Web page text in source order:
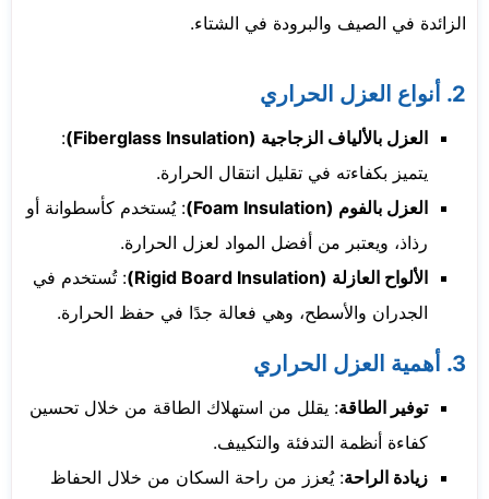
الزائدة في الصيف والبرودة في الشتاء.
2. أنواع العزل الحراري
العزل بالألياف الزجاجية (Fiberglass Insulation)
:
يتميز بكفاءته في تقليل انتقال الحرارة.
العزل بالفوم (Foam Insulation)
: يُستخدم كأسطوانة أو
رذاذ، ويعتبر من أفضل المواد لعزل الحرارة.
الألواح العازلة (Rigid Board Insulation)
: تُستخدم في
الجدران والأسطح، وهي فعالة جدًا في حفظ الحرارة.
3. أهمية العزل الحراري
توفير الطاقة: يقلل من استهلاك الطاقة من خلال تحسين
كفاءة أنظمة التدفئة والتكييف.
زيادة الراحة: يُعزز من راحة السكان من خلال الحفاظ